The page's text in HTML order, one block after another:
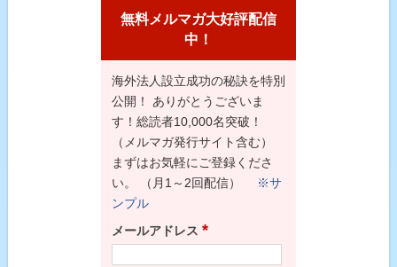
無料メルマガ大好評配信
中！
海外法人設立成功の秘訣を特別
公開！ ありがとうございま
す！総読者10,000名突破！
（メルマガ発行サイト含む）
まずはお気軽にご登録くださ
い。 （月1～2回配信）
※サ
ンプル
メールアドレス *